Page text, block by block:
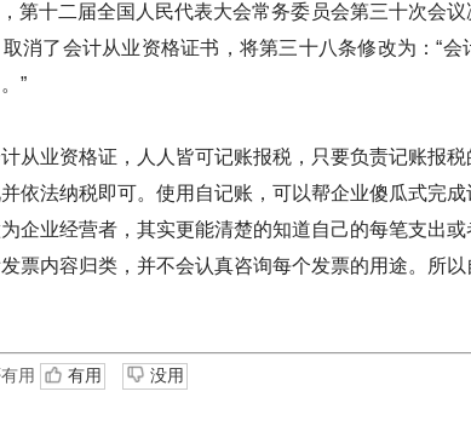
第十二届全国人民代表大会常务委员会第三十次会
消了会计从业资格证书，将第三十八条修改为：“
”
从业资格证，人人皆可记账报税，只要负责记账报
依法纳税即可。使用自记账，可以帮企业傻瓜式完
企业经营者，其实更能清楚的知道自己的每笔支出
票内容归类，并不会认真咨询每个发票的用途。所
用 有用 没用